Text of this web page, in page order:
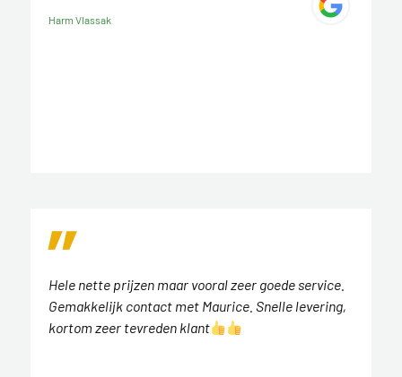
Harm Vlassak
Hele nette prijzen maar vooral zeer goede service.
Gemakkelijk contact met Maurice. Snelle levering,
kortom zeer tevreden klant